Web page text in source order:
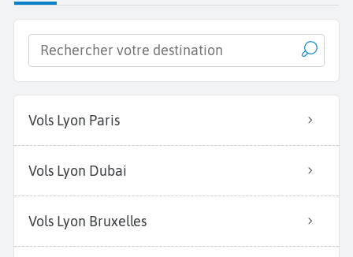
Vols Lyon Paris
Vols Lyon Dubai
Vols Lyon Bruxelles